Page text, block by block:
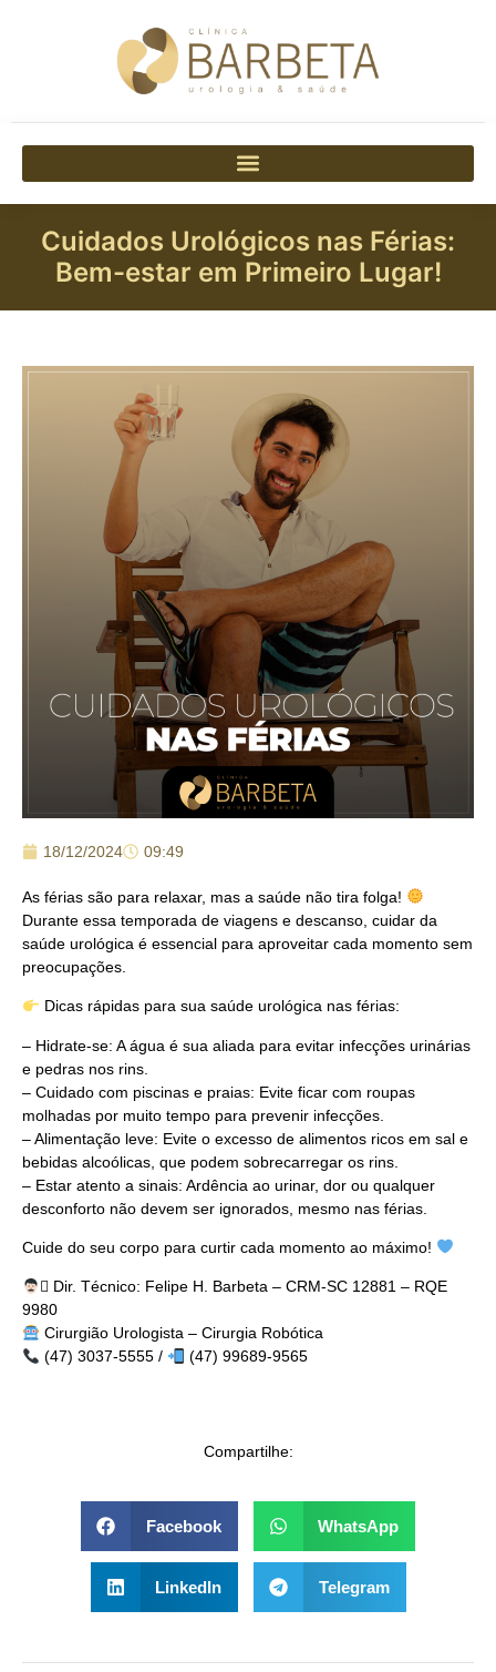
Cuidados Urológicos nas Férias:
Bem-estar em Primeiro Lugar!
18/12/2024 09:49
As férias são para relaxar, mas a saúde não tira folga!
Durante essa temporada de viagens e descanso, cuidar da
saúde urológica é essencial para aproveitar cada momento sem
preocupações.
Dicas rápidas para sua saúde urológica nas férias:
– Hidrate-se: A água é sua aliada para evitar infecções urinárias
e pedras nos rins.
– Cuidado com piscinas e praias: Evite ficar com roupas
molhadas por muito tempo para prevenir infecções.
– Alimentação leve: Evite o excesso de alimentos ricos em sal e
bebidas alcoólicas, que podem sobrecarregar os rins.
– Estar atento a sinais: Ardência ao urinar, dor ou qualquer
desconforto não devem ser ignorados, mesmo nas férias.
Cuide do seu corpo para curtir cada momento ao máximo!
‍⚕ Dir. Técnico: Felipe H. Barbeta – CRM-SC 12881 – RQE
9980
Cirurgião Urologista – Cirurgia Robótica
(47) 3037-5555 /
(47) 99689-9565
Compartilhe:
Facebook WhatsApp
LinkedIn Telegram